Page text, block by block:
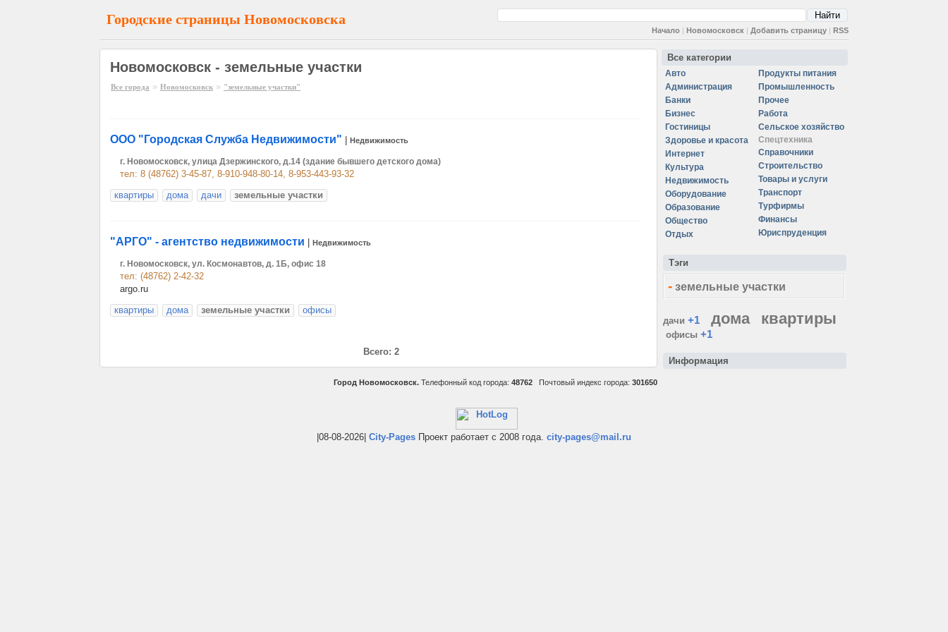
Городские страницы Новомосковска
Начало | Новомосковск | Добавить страницу | RSS
Новомосковск - земельные участки
Все города » Новомосковск » "земельные участки"
ООО "Городская Служба Недвижимости" Недвижимость
г. Новомосковск, улица Дзержинского, д.14 (здание бывшего детского дома)
тел: 8 (48762) 3-45-87, 8-910-948-80-14, 8-953-443-93-32
квартиры
дома дачи земельные участки
"АРГО" - агентство недвижимости Недвижимость
г. Новомосковск, ул. Космонавтов, д. 1Б, офис 18
тел: (48762) 2-42-32
argo.ru
квартиры
дома земельные участки офисы
Всего: 2
Город Новомосковск. Телефонный код города: 48762 Почтовый индекс города: 301650
Все категории
Авто
Администрация
Банки
Бизнес
Гостиницы
Здоровье и красота
Интернет
Культура
Недвижимость
Оборудование
Образование
Общество
Отдых
Продукты питания
Промышленность
Прочее
Работа
Сельское хозяйство
Спецтехника
Справочники
Строительство
Товары и услуги
Транспорт
Турфирмы
Финансы
Юриспруденция
Тэги
- земельные участки
дачи +1 дома квартиры
офисы +1
Информация
|08-08-2026| City-Pages Проект работает с 2008 года. city-pages@mail.ru